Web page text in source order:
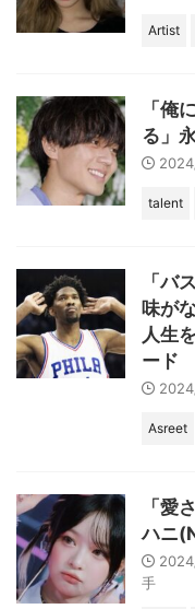
Artist
「俺
る」
talent
「バ
味が
人生
ード
Asreet
「愛
ハニ
手